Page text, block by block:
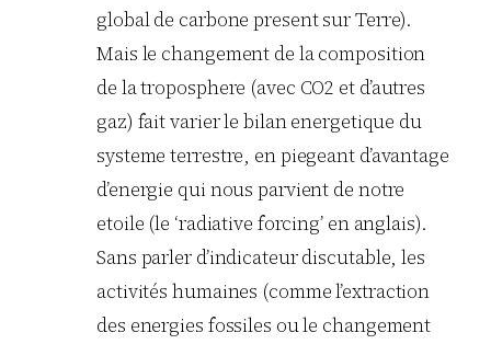
global de carbone present sur Terre).
Mais le changement de la composition
de la troposphere (avec CO2 et d’autres
gaz) fait varier le bilan energetique du
systeme terrestre, en piegeant d’avantage
d’energie qui nous parvient de notre
etoile (le ‘radiative forcing’ en anglais).
Sans parler d’indicateur discutable, les
activités humaines (comme l’extraction
des energies fossiles ou le changement